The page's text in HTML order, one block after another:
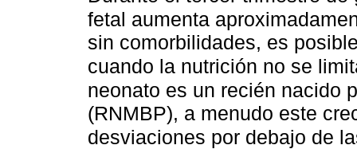
fetal aumenta
sin comorbilidades, es
cuando la nutrición no se
neonato es un recién nacido
(RNMBP), a menudo este
desviaciones por debajo de